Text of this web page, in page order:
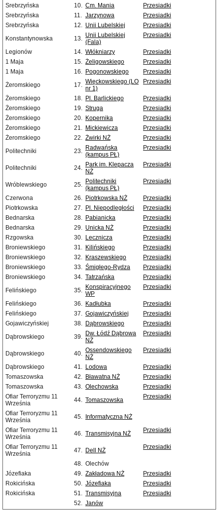
Srebrzyńska
10. Cm. Mania
Przesiadki
Srebrzyńska
11. Jarzynowa
Przesiadki
Srebrzyńska
12. Unii Lubelskiej
Przesiadki
Konstantynowska
13. Unii Lubelskiej
(Fala)
Przesiadki
Legionów 14. Włókniarzy
Przesiadki
1 Maja
15. Żeligowskiego
Przesiadki
1 Maja
16. Pogonowskiego
Przesiadki
Żeromskiego
17. Więckowskiego (LO
nr 1)
Przesiadki
Żeromskiego 18. Pl. Barlickiego
Przesiadki
Żeromskiego
19. Struga
Przesiadki
Żeromskiego
20. Kopernika
Przesiadki
Żeromskiego
21. Mickiewicza
Przesiadki
Żeromskiego
22. Żwirki NŻ
Przesiadki
Politechniki
23. Radwańska
(kampus PŁ)
Przesiadki
Politechniki 24. Park im. Klepacza
NŻ
Przesiadki
Wróblewskiego 25. Politechniki
(kampus PŁ)
Przesiadki
Czerwona 26. Piotrkowska NŻ
Przesiadki
Piotrkowska
27. Pl. Niepodległości
Przesiadki
Bednarska
28. Pabianicka
Przesiadki
Bednarska
29. Unicka NŻ
Przesiadki
Rzgowska
30. Lecznicza
Przesiadki
Broniewskiego
31. Kilińskiego
Przesiadki
Broniewskiego
32. Kraszewskiego
Przesiadki
Broniewskiego
33. Śmigłego-Rydza
Przesiadki
Broniewskiego
34. Tatrzańska
Przesiadki
Felińskiego
35. Konspiracyjnego
WP
Przesiadki
Felińskiego 36. Kadłubka
Przesiadki
Felińskiego
37. Gojawiczyńskiej
Przesiadki
Gojawiczyńskiej
38. Dąbrowskiego
Przesiadki
Dąbrowskiego
39. Dw. Łódź Dąbrowa
NŻ
Przesiadki
Dąbrowskiego 40. Ossendowskiego
NŻ
Przesiadki
Dąbrowskiego 41. Lodowa
Przesiadki
Tomaszowska
42. Bławatna NŻ
Przesiadki
Tomaszowska
43. Olechowska
Przesiadki
Ofiar Terroryzmu 11
Września
44. Tomaszowska Przesiadki
Ofiar Terroryzmu 11
Września
45.
Informatyczna NŻ
Ofiar Terroryzmu 11
Września
46. Transmisyjna NŻ Przesiadki
Ofiar Terroryzmu 11
Września
47. Dell NŻ Przesiadki
48. Olechów
Józefiaka
49. Zakładowa NŻ
Przesiadki
Rokicińska
50. Józefiaka
Przesiadki
Rokicińska
51. Transmisyjna
Przesiadki
52. Janów